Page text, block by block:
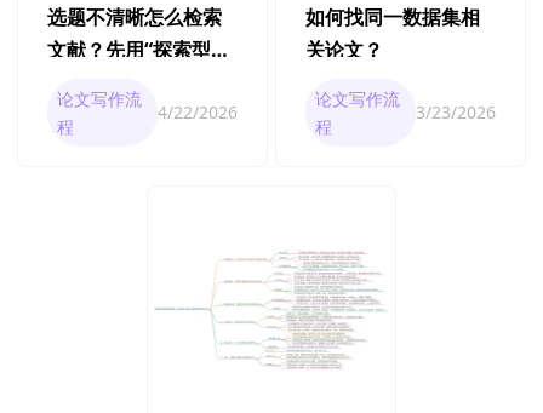
选题不清晰怎么检索
文献？先用“探索型检
论文写作流
程
4/22/2026
如何找同一数据集相
关论文？
论文写作流
程
3/23/2026